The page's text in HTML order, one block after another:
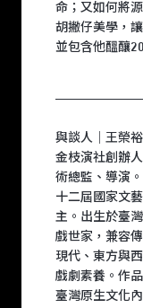
命；又如何將
胡撇仔美學，
並包含他醞釀
與談人｜王榮裕
金枝演社創辦
術總監、導演
十二屆國家文
主。出生於臺
戲世家，兼容
現代、東方與
戲劇素養。作
臺灣原生文化內